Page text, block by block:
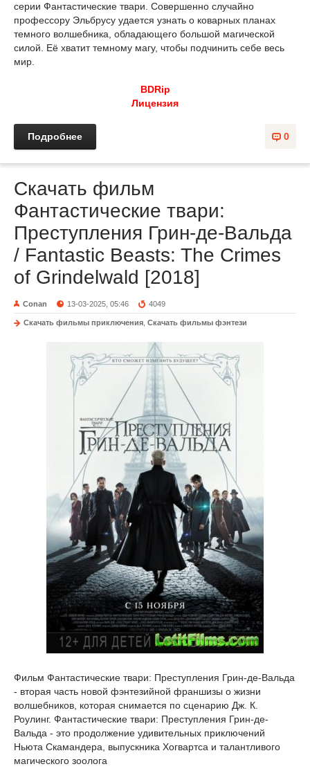
серии Фантастические твари. Совершенно случайно
профессору Эльбрусу удается узнать о коварных планах
темного волшебника, обладающего большой магической
силой. Её хватит темному магу, чтобы подчинить себе весь
мир.
BDRip
Лицензия
0
Подробнее
Скачать фильм
Фантастические твари:
Преступления Грин-де-Вальда
/ Fantastic Beasts: The Crimes
of Grindelwald [2018]
Conan 13-03-2025, 05:46 4049
Скачать фильмы приключения Скачать фильмы фэнтези
Фильм Фантастические твари: Преступления Грин-де-Вальда
- вторая часть новой фэнтезийной франшизы о жизни
волшебников, которая снимается по сценарию Дж. К.
Роулинг. Фантастические твари: Преступления Грин-де-
Вальда - это продолжение удивительных приключений
Ньюта Скамандера, выпускника Хогвартса и талантливого
магического зоолога